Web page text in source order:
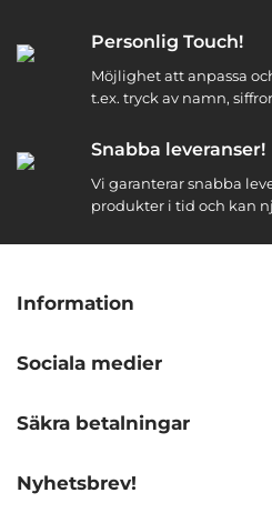
Personlig Touch!
Möjlighet att anpassa
t.ex. tryck av namn,
Snabba leveranser!
Vi garanterar snabba
produkter i tid och kan
Information
Sociala medier
Säkra betalningar
Nyhetsbrev!